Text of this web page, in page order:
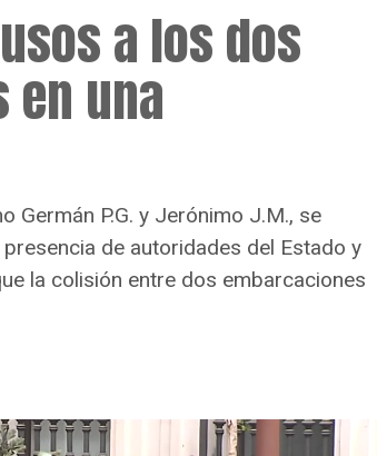
a los dos
una
Germán P.G. y Jerónimo J.M., se
de autoridades del Estado y
la colisión entre dos embarcaciones